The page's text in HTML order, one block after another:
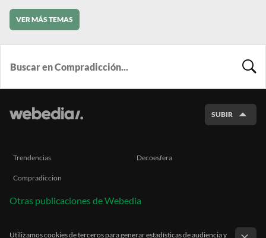
VER MÁS TEMAS
SUBIR
Trendencias Decoesfera
Compradiccion
Otras publicaciones de Webedia
Utilizamos cookies de terceros para generar estadísticas de audiencia y